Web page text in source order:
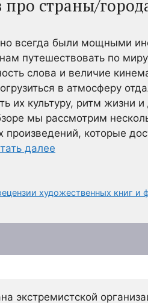
страны/
всегда были мощными
путешествовать по
слова и величие
в атмосферу
их культуру, ритм жизни
мы рассмотрим
произведений, которые
далее
художественных книг и
экстремистской